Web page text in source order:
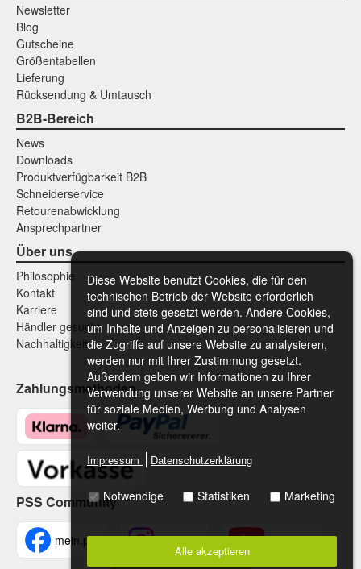
Diese Website benutzt Cookies, die für den
technischen Betrieb der Website erforderlich
sind und stets gesetzt werden. Andere Cookies,
um Inhalte und Anzeigen zu personalisieren und
die Zugriffe auf unsere Website zu analysieren,
werden nur mit Ihrer Zustimmung gesetzt.
Außerdem geben wir Informationen zu Ihrer
Verwendung unserer Website an unsere Partner
für soziale Medien, Werbung und Analysen
weiter.
Impressum Datenschutzerklärung
Notwendige Statistiken Marketing
Alle akzeptieren
Newsletter
Blog
Gutscheine
Größentabellen
Lieferung
Rücksendung & Umtausch
B2B-Bereich
News
Downloads
Produktverfügbarkeit B2B
Schneiderservice
Retourenabwicklung
Ansprechpartner
Über uns
Philosophie
Kontakt
Karriere
Händler gesucht
Nachhaltigkeit
Zahlungsmethoden
PSS Community
mein.pss meinpss MeinPSS